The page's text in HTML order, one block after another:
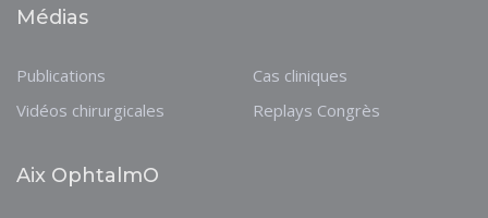
Médias
Publications
Vidéos chirurgicales
Cas cliniques
Replays Congrès
Aix OphtalmO